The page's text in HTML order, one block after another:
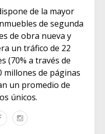
de la mayor
de segunda
de obra nueva y
un tráfico de 22
(70% a través de
millones de páginas
un promedio de
únicos.